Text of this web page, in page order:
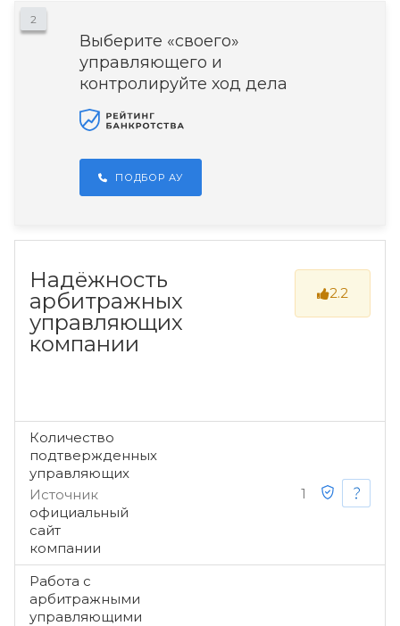
2
Выберите «своего»
управляющего и
контролируйте ход дела
ПОДБОР АУ
Надёжность
арбитражных
управляющих
компании
2.2
Количество
подтвержденных
управляющих
Источник
официальный
сайт
компании
1
Работа с
арбитражными
управляющими